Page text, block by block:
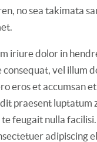
no sea takimata
iriure dolor in
consequat, vel illum
eros et accumsan
praesent luptatum
feugait nulla
adipiscing